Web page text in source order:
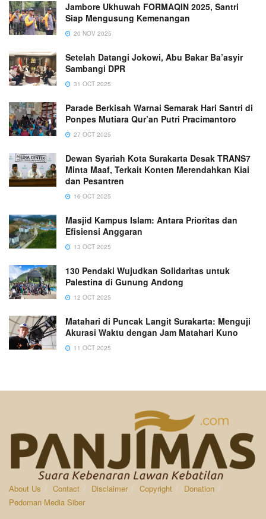
Jambore Ukhuwah FORMAQIN 2025, Santri
Siap Mengusung Kemenangan
20 NOV 2025
Setelah Datangi Jokowi, Abu Bakar Ba’asyir
Sambangi DPR
31 OCT 2025
Parade Berkisah Warnai Semarak Hari Santri di
Ponpes Mutiara Qur’an Putri Pracimantoro
27 OCT 2025
Dewan Syariah Kota Surakarta Desak TRANS7
Minta Maaf, Terkait Konten Merendahkan Kiai
dan Pesantren
16 OCT 2025
Masjid Kampus Islam: Antara Prioritas dan
Efisiensi Anggaran
13 OCT 2025
130 Pendaki Wujudkan Solidaritas untuk
Palestina di Gunung Andong
12 OCT 2025
Matahari di Puncak Langit Surakarta: Menguji
Akurasi Waktu dengan Jam Matahari Kuno
11 OCT 2025
About Us Contact Disclaimer Copyright
Donation
Pedoman Media Siber